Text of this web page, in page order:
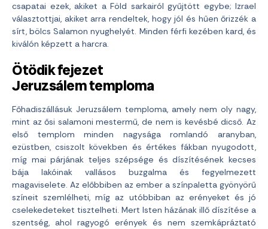
csapatai ezek, akiket a Föld sarkairól gyűjtött egybe; Izrael
választottjai, akiket arra rendeltek, hogy jól és hűen őrizzék a
sírt, bölcs Salamon nyughelyét. Minden férfi kezében kard, és
kiválón képzett a harcra.
Ötödik fejezet
Jeruzsálem temploma
Főhadiszállásuk Jeruzsálem temploma, amely nem oly nagy,
mint az ősi salamoni mestermű, de nem is kevésbé dicső. Az
első templom minden nagysága romlandó aranyban,
ezüstben, csiszolt kövekben és értékes fákban nyugodott,
míg mai párjának teljes szépsége és díszítésének kecses
bája lakóinak vallásos buzgalma és fegyelmezett
magaviselete. Az előbbiben az ember a színpaletta gyönyörű
színeit szemlélheti, míg az utóbbiban az erényeket és jó
cselekedeteket tisztelheti. Mert Isten házának illő díszítése a
szentség, ahol ragyogó erények és nem szemkápráztató